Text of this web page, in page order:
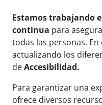
Estamos trabajando
continua para
todas las personas.
actualizando los
deAccesibilidad.
Para garantizar una
ofrece diversos